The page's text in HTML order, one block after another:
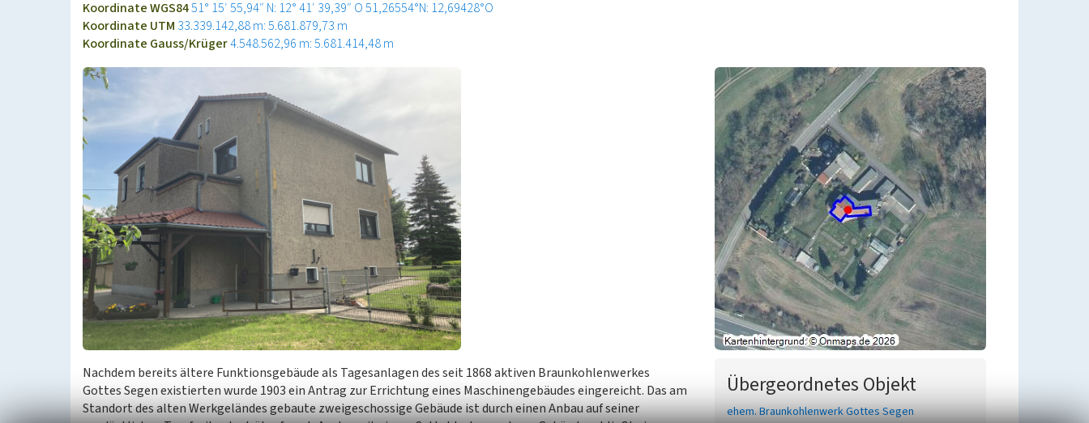
Koordinate WGS8451° 15′ 55,94″ N: 12° 41′ 39,39″ O51,26554°N: 12,69428°O
Koordinate UTM 33.339.142,88 m: 5.681.879,73 m
Koordinate Gauss/Krüger4.548.562,96 m: 5.681.414,48 m
Nachdem bereits ältere Funktionsgebäude als Tagesanlagen des seit 1868 aktiven Braunkohlenwerkes
Gottes Segen existierten wurde 1903 ein Antrag zur Errichtung eines Maschinengebäudes eingereicht. Das am
Standort des alten Werkgeländes gebaute zweigeschossige Gebäude ist durch einen Anbau auf seiner
Übergeordnetes Objekt
ehem. Braunkohlenwerk Gottes Segen